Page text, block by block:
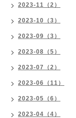
2023-11（2）
2023-10（3）
2023-09（3）
2023-08（5）
2023-07（2）
2023-06（11）
2023-05（6）
2023-04（4）